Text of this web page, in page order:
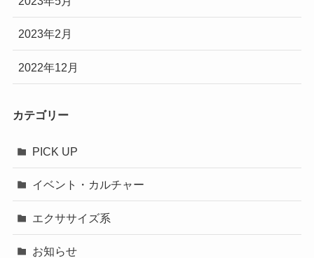
2023年2月
2022年12月
カテゴリー
PICK UP
イベント・カルチャー
エクササイズ系
お知らせ